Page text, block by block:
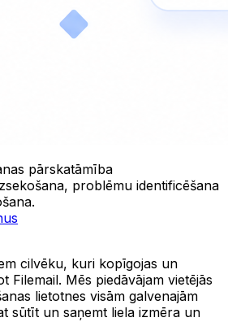
pārskatāmība
problēmu identificēšana
cilvēku, kuri kopīgojas un
Filemail. Mēs piedāvājam vietējās
lietotnes visām galvenajām
sūtīt un saņemt liela izmēra un